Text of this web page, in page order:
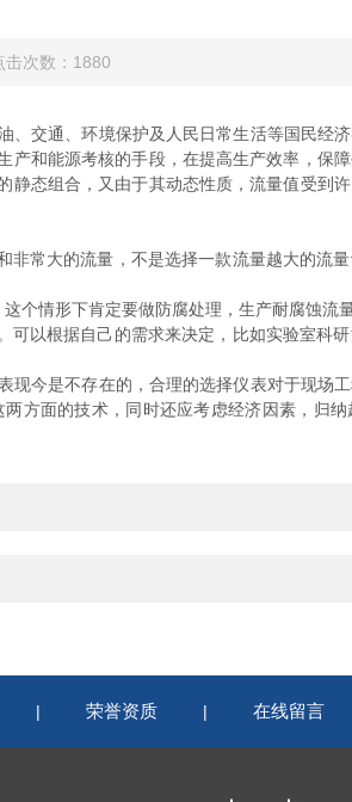
次数：1880
交通、环境保护及人民日常生活等国民经
和能源考核的手段，在提高生产效率，保
态组合，又由于其动态性质，流量值受到
大的流量，不是选择一款流量越大的流量
情形下肯定要做防腐处理，生产耐腐蚀流量
以根据自己的需求来决定，比如实验室科
今是不存在的，合理的选择仪表对于现场
方面的技术，同时还应考虑经济因素，归
| 荣誉资质 | 在线留言